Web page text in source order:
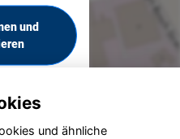
und
und ähnliche